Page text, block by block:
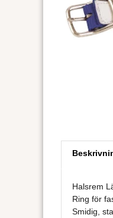
Halsrem
Ring för
Smidig,